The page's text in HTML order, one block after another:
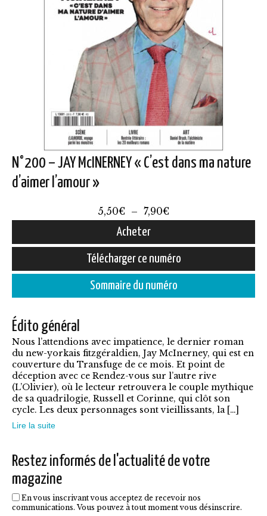
N°200 – JAY McINERNEY « C’est dans ma nature
d’aimer l’amour »
5,50€ – 7,90€
prix :
5,50€
à
7,90€
Acheter
produit
variations.
Les
options
peuvent
être
choisies
la
page
du
produit
Télécharger ce numéro
Sommaire du numéro
Édito général
Nous l’attendions avec impatience, le dernier roman
du new-yorkais fitzgéraldien, Jay McInerney, qui est en
couverture du Transfuge de ce mois. Et point de
déception avec ce Rendez-vous sur l’autre rive
(L’Olivier), où le lecteur retrouvera le couple mythique
de sa quadrilogie, Russell et Corinne, qui clôt son
cycle. Les deux personnages sont vieillissants, la […]
Lire la suite
Restez informés de l'actualité de votre
magazine
En vous inscrivant vous acceptez de recevoir nos
communications. Vous pouvez à tout moment vous désinscrire.